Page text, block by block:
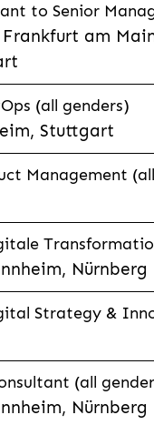
to Senior
Frankfurt am
(all genders)
Stuttgart
Management
Nürnberg
Strategy &
(all
Nürnberg